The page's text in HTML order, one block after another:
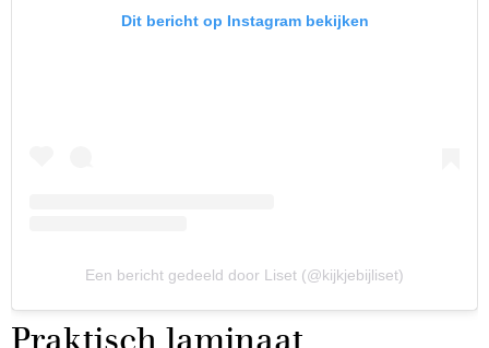
Dit bericht op Instagram bekijken
Een bericht gedeeld door Liset (@kijkjebijliset)